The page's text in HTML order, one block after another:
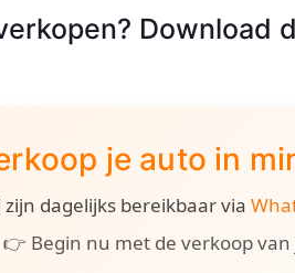
Download
je auto in
zijn dagelijks bereikbaar via
👉 Begin nu met de verkoop